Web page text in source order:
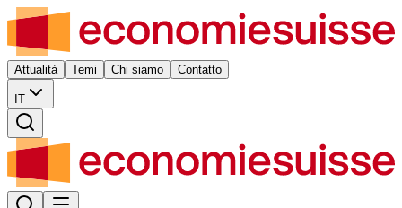
Attualità Temi Chi siamo Contatto
IT